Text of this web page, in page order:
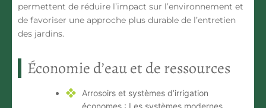
permettent de réduire l’impact sur l’environnement et
de favoriser une approche plus durable de l’entretien
des jardins.
Économie d’eau et de ressources
Arrosoirs et systèmes d’irrigation
économes : Les systèmes modernes